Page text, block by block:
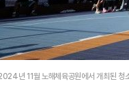
년 11월 노해체육공원에서 개최된